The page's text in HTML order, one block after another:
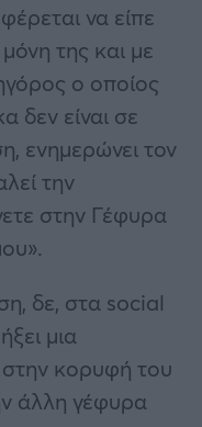
να είπε
της και με
ο οποίος
δεν είναι σε
ενημερώνει τον
την
στην Γέφυρα
δε, στα social
μια
κορυφή του
άλλη γέφυρα